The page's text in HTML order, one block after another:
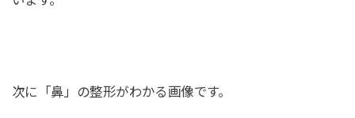
次に「鼻」の整形がわかる画像です。